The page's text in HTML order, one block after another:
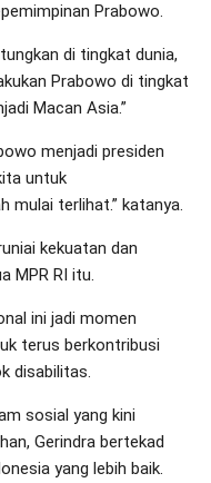
Prabowo.
di tingkat dunia,
Prabowo di tingkat
Macan Asia.”
menjadi presiden
untuk
mulai terlihat.” katanya.
kekuatan dan
MPR RI itu.
ini jadi momen
terus berkontribusi
disabilitas.
sosial yang kini
Gerindra bertekad
yang lebih baik.